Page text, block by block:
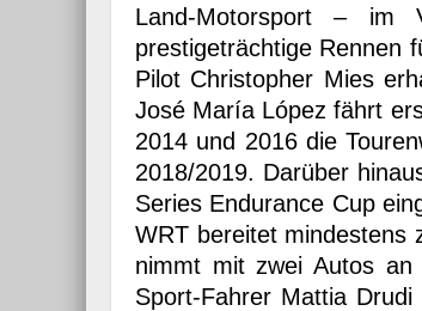
Land-Motorsport – im
prestigeträchtige Rennen
Pilot Christopher Mies
José María López fährt
2014 und 2016 die
2018/2019. Darüber
Series Endurance Cup
WRT bereitet mindestens
nimmt mit zwei Autos
Sport-Fahrer Mattia